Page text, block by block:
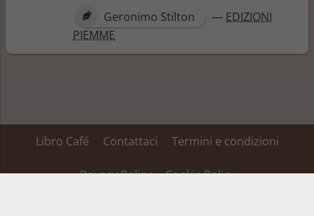
Geronimo Stilton
— EDIZIONI
PIEMME
Libro Café Contattaci Termini e condizioni
Privacy Policy Cookie Policy